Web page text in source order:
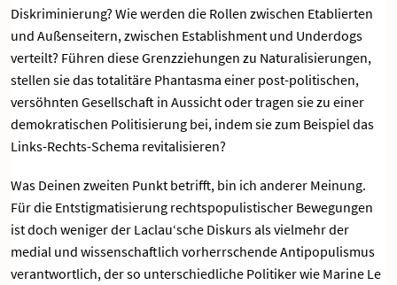
Diskriminierung? Wie werden die Rollen zwischen Etablierten
und Außenseitern, zwischen Establishment und Underdogs
verteilt? Führen diese Grenzziehungen zu Naturalisierungen,
stellen sie das totalitäre Phantasma einer post-politischen,
versöhnten Gesellschaft in Aussicht oder tragen sie zu einer
demokratischen Politisierung bei, indem sie zum Beispiel das
Links-Rechts-Schema revitalisieren?
Was Deinen zweiten Punkt betrifft, bin ich anderer Meinung.
Für die Entstigmatisierung rechtspopulistischer Bewegungen
ist doch weniger der Laclau‘sche Diskurs als vielmehr der
medial und wissenschaftlich vorherrschende Antipopulismus
verantwortlich, der so unterschiedliche Politiker wie Marine Le